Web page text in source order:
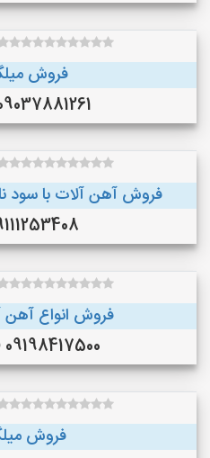
فروش
09037881261
فروش آهن آلات با سود
09111253408
فروش انواع آهن
09198417500 (محمودآباد )
فروش